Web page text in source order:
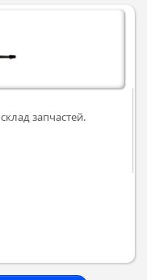
запчастей.